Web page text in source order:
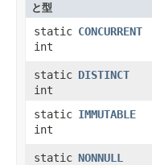
と型
static
int
CONCURRENT
static
int
DISTINCT
static
int
IMMUTABLE
static NONNULL